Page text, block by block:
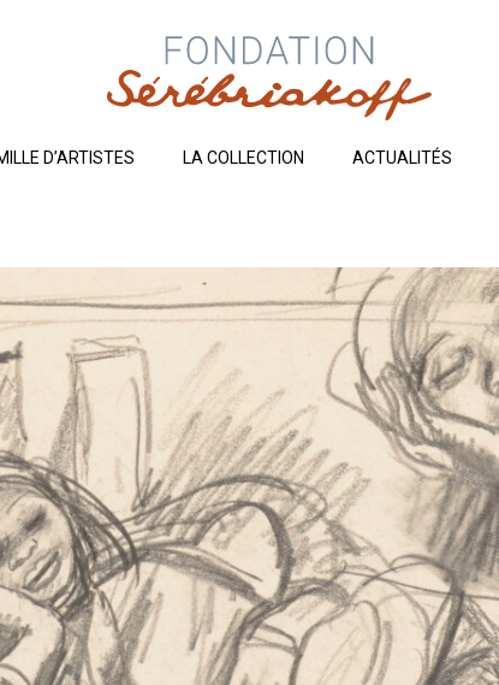
D’ARTISTES LA COLLECTION ACTUALITÉS